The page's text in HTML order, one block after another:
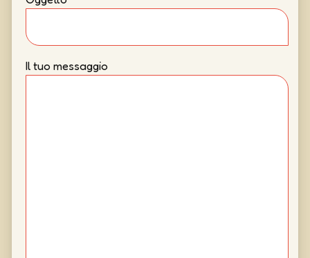
Il tuo messaggio